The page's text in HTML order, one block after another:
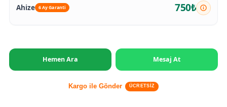
Ahize 6 Ay Garanti 750₺
Hemen Ara Mesaj At
Kargo ile Gönder ÜCRETSİZ